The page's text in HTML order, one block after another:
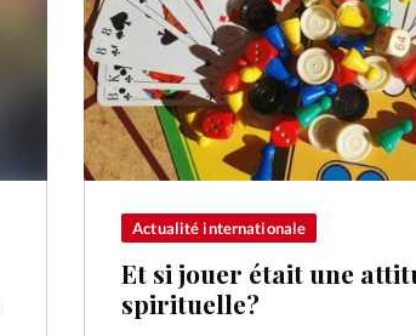
Actualité internationale
Et si jouer était une
spirituelle?